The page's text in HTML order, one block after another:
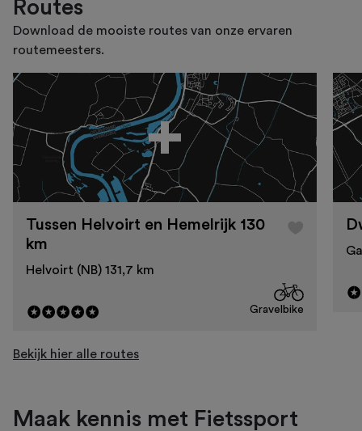
Routes
Download de mooiste routes van onze ervaren
routemeesters.
Tussen Helvoirt en Hemelrijk 130
km
Helvoirt (NB) 131,7 km
Gravelbike
Bekijk hier alle routes
Maak kennis met Fietssport